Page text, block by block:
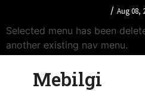
/ Aug 08,
Selected menu has been
another existing nav menu.
Mebilgi